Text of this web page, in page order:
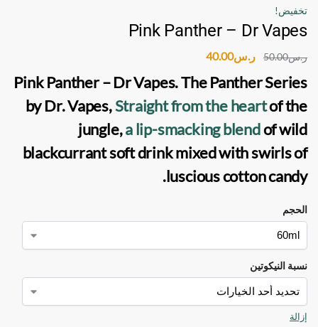
تخفيض!
Pink Panther – Dr Vapes
ر.س50.00 ر.س40.00
Pink Panther – Dr Vapes. The Panther Series
by Dr. Vapes,Straight from the heartof the
jungle,a lip-smacking blendof wild
blackcurrant soft drink mixed with swirls of
luscious cotton candy.
الحجم
نسبة النيكوتين
إزالة